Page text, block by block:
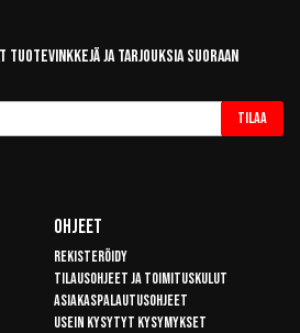
tuotevinkkejä ja tarjouksia suoraan
Tilaa
Ohjeet
Rekisteröidy
Tilausohjeet ja toimituskulut
Asiakaspalautusohjeet
Usein kysytyt kysymykset